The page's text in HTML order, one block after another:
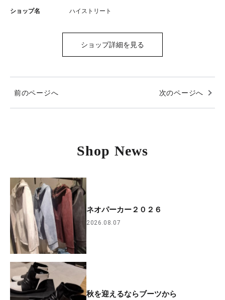
ショップ名 ハイストリート
ショップ詳細を見る
前のページへ 次のページへ
Shop News
ネオパーカー２０２６
2026.08.07
秋を迎えるならブーツから